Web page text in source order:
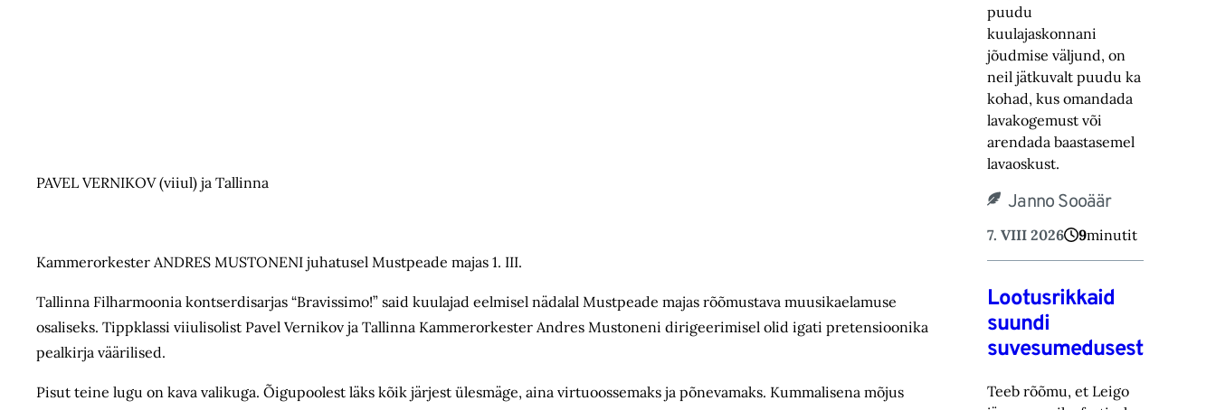
PAVEL VERNIKOV (viiul) ja Tallinna
Kammerorkester ANDRES MUSTONENI juhatusel Mustpeade majas 1. III.
Tallinna Filharmoonia kontserdisarjas “Bravissimo!” said kuulajad eelmisel nädalal Mustpeade majas rõõmustava muusikaelamuse
osaliseks. Tippklassi viiulisolist Pavel Vernikov ja Tallinna Kammerorkester Andres Mustoneni dirigeerimisel olid igati pretensioonika
pealkirja väärilised.
Pisut teine lugu on kava valikuga. Õigupoolest läks kõik järjest ülesmäge, aina virtuoossemaks ja põnevamaks. Kummalisena mõjus
puudu
kuulajaskonnani
jõudmise väljund, on
neil jätkuvalt puudu ka
kohad, ‎kus omandada
lavakogemust või
arendada baastasemel
lavaoskust.‎
Janno Sooäär
7. VIII 2026 9minutit
Lootusrikkaid
suundi
suvesumedusest
Teeb rõõmu, et Leigo